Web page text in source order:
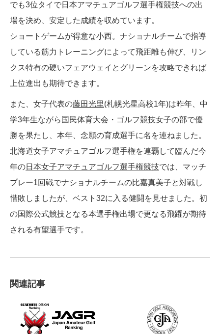
でも3位タイで日本アマチュアゴルフ選手権競技への出
場を決め、安定した成績を収めています。
ショートゲームが得意な小西。ナショナルチームで指導
している筋力トレーニングによって飛距離も伸び、リン
クス特有の硬いフェアウェイとグリーンを攻略できれば
上位進出も期待できます。
また、女子代表の藤田光里(札幌光星高校1年)は昨年、中
学3年生ながら国民体育大会・ゴルフ競技女子の部で優
勝を果たし、本年、念願の育成選手に名を連ねました。
北海道女子アマチュアゴルフ選手権を連覇して臨んだ今
年の日本女子アマチュアゴルフ選手権競技では、マッチ
プレー1回戦でナショナルチームの比嘉真美子と対戦し
惜敗しましたが、ベスト32に入る健闘を見せました。初
の国際公式競技となる本選手権出場で更なる飛躍が期待
される有望選手です。
関連記事